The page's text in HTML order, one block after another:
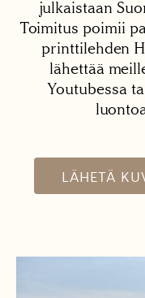
julkaistaan
Toimitus poimii
printtilehden
lähettää
Youtubessa
LÄHETÄ